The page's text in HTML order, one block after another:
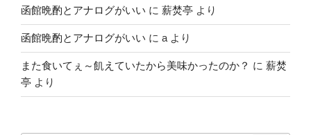
函館晩酌とアナログがいい に 薪焚亭 より
函館晩酌とアナログがいい に a より
また食いてぇ～飢えていたから美味かったのか？ に 薪焚
亭 より